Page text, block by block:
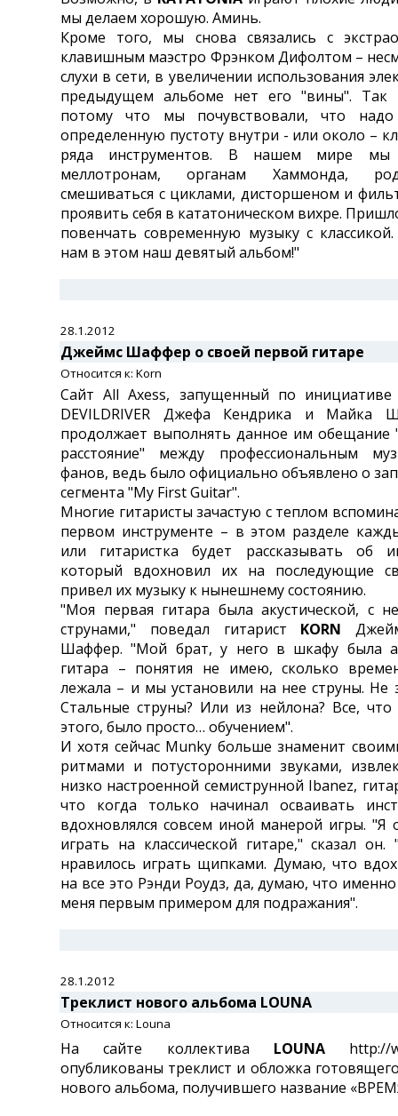
мы делаем хорошую. Аминь.
Кроме того, мы снова связались с
клавишным маэстро Фрэнком Дифолтом –
слухи в сети, в увеличении использования
предыдущем альбоме нет его "вины". Так
потому что мы почувствовали, что надо
определенную пустоту внутри - или около –
ряда инструментов. В нашем мире мы
меллотронам, органам Хаммонда,
смешиваться с циклами, дисторшеном и
проявить себя в кататоническом вихре.
повенчать современную музыку с
нам в этом наш девятый альбом!"
28.1.2012
Джеймс Шаффер о своей первой гитаре
Относится к: Korn
Сайт All Axess, запущенный по инициативе
DEVILDRIVER Джефа Кендрика и Майка
продолжает выполнять данное им обещание
расстояние" между профессиональным
фанов, ведь было официально объявлено о
сегмента "My First Guitar".
Многие гитаристы зачастую с теплом
первом инструменте – в этом разделе
или гитаристка будет рассказывать об
который вдохновил их на последующие
привел их музыку к нынешнему состоянию.
"Моя первая гитара была акустической, с
струнами," поведал гитарист KORN
Шаффер. "Мой брат, у него в шкафу была
гитара – понятия не имею, сколько
лежала – и мы установили на нее струны.
Стальные струны? Или из нейлона? Все,
этого, было просто… обучением".
И хотя сейчас Munky больше знаменит
ритмами и потусторонними звуками,
низко настроенной семиструнной Ibanez,
что когда только начинал осваивать
вдохновлялся совсем иной манерой игры. "Я
играть на классической гитаре," сказал
нравилось играть щипками. Думаю, что
на все это Рэнди Роудз, да, думаю, что
меня первым примером для подражания".
28.1.2012
Треклист нового альбома LOUNA
Относится к: Louna
На сайте коллектива LOUNAhttp://
опубликованы треклист и обложка
нового альбома, получившего название